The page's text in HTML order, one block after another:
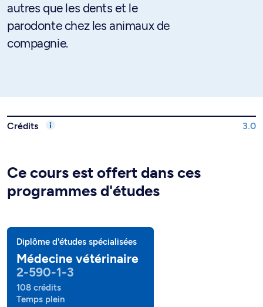
autres que les dents et le
parodonte chez les animaux de
compagnie.
Crédits 3.0
Ce cours est offert dans ces
programmes d'études
Diplôme d'études spécialisées
Médecine vétérinaire
2-590-1-3
108 crédits
Temps plein